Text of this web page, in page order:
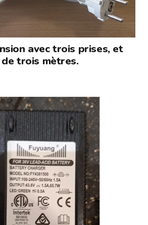
avec trois prises, et
trois mètres.